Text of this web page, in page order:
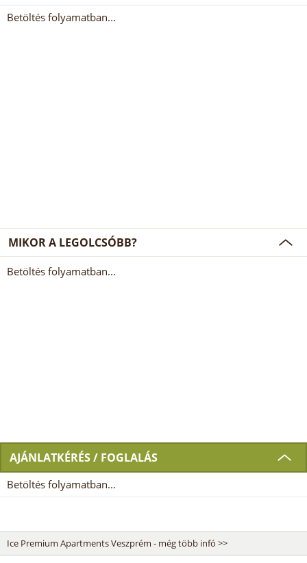
Betöltés folyamatban...
MIKOR A LEGOLCSÓBB?
Betöltés folyamatban...
AJÁNLATKÉRÉS / FOGLALÁS
Betöltés folyamatban...
Ice Premium Apartments Veszprém - még több infó >>